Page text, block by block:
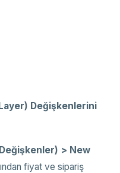
Değişkenlerini
> New
fiyat ve sipariş